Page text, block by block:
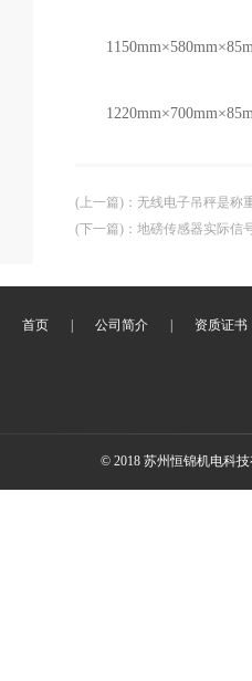
(上一篇) ： 无线电子吊秤是称
(下一篇) ： 地磅传感器实际信
首页 公司简介 资质证书
© 2018 苏州恒锦机电科